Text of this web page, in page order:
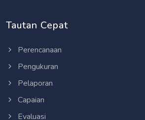
Tautan Cepat
Perencanaan
Pengukuran
Pelaporan
Capaian
Evaluasi